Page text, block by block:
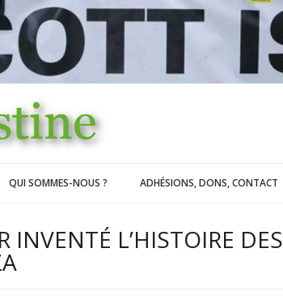
QUI SOMMES-NOUS ? ADHÉSIONS, DONS, CONTACT
L’HISTOIRE DES